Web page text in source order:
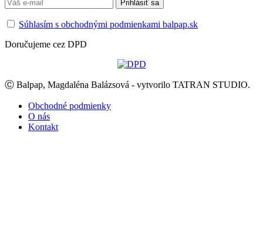
Súhlasím s obchodnými podmienkami balpap.sk
Doručujeme cez DPD
Ⓒ Balpap, Magdaléna Balázsová - vytvorilo TATRAN STUDIO.
Obchodné podmienky
O nás
Kontakt